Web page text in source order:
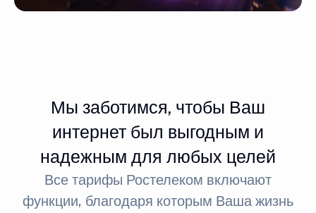
Мы заботимся, чтобы Ваш
интернет был выгодным и
надежным для любых целей
Все тарифы Ростелеком включают
функции, благодаря которым Ваша жизнь